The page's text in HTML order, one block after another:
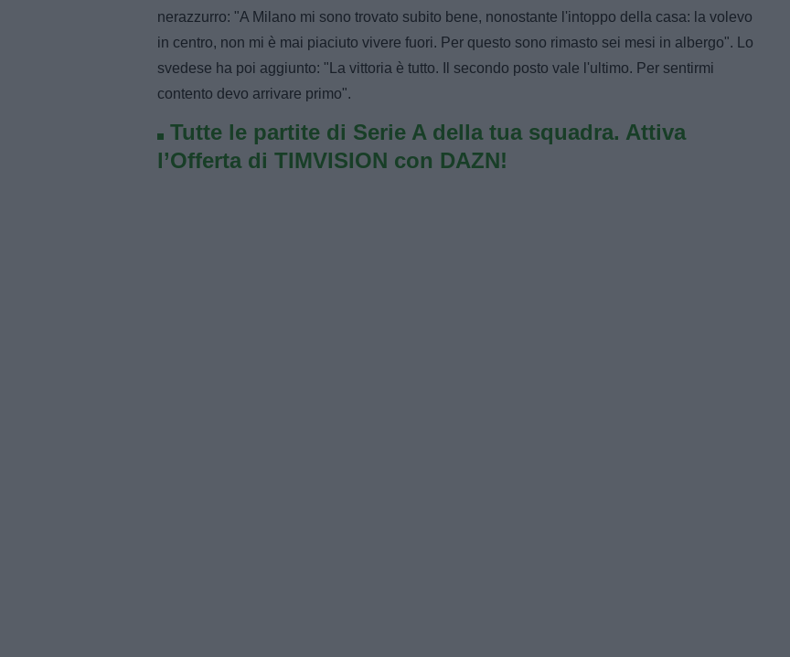
nerazzurro: "A Milano mi sono trovato subito bene, nonostante l'intoppo della casa: la volevo
in centro, non mi è mai piaciuto vivere fuori. Per questo sono rimasto sei mesi in albergo". Lo
svedese ha poi aggiunto: "La vittoria è tutto. Il secondo posto vale l'ultimo. Per sentirmi
contento devo arrivare primo".
Tutte le partite di Serie A della tua squadra. Attiva
l’Offerta di TIMVISION con DAZN!